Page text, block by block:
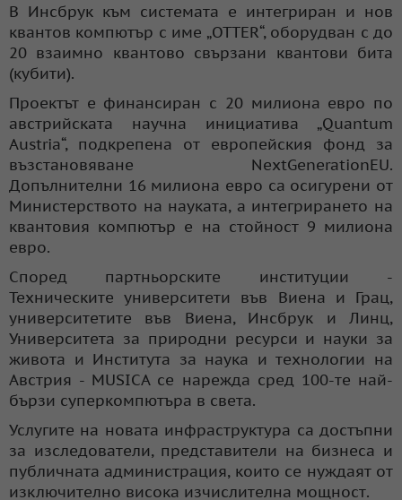
В Инсбрук към системата е интегриран и нов
квантов компютър с име „OTTER“, оборудван с до
20 взаимно квантово свързани квантови бита
(кубити).
Проектът е финансиран с 20 милиона евро по
австрийската научна инициатива „Quantum
Austria“, подкрепена от европейския фонд за
възстановяване NextGenerationEU.
Допълнителни 16 милиона евро са осигурени от
Министерството на науката, а интегрирането на
квантовия компютър е на стойност 9 милиона
евро.
Според партньорските институции -
Техническите университети във Виена и Грац,
университетите във Виена, Инсбрук и Линц,
Университета за природни ресурси и науки за
живота и Института за наука и технологии на
Австрия - MUSICA се нарежда сред 100-те най-
бързи суперкомпютъра в света.
Услугите на новата инфраструктура са достъпни
за изследователи, представители на бизнеса и
публичната администрация, които се нуждаят от
изключително висока изчислителна мощност.